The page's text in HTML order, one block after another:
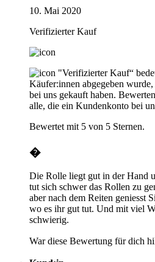
10. Mai 2020
Verifizierter Kauf
"Verifizierter Kauf“
Käufer:innen abgegeben
bei uns gekauft haben.
alle, die ein Kundenkonto bei
Bewertet mit 5 von 5 Sternen.
�
Die Rolle liegt gut in der Hand
tut sich schwer das Rollen zu
aber nach dem Reiten geniesst
wo es ihr gut tut. Und mit viel
schwierig.
War diese Bewertung für dich